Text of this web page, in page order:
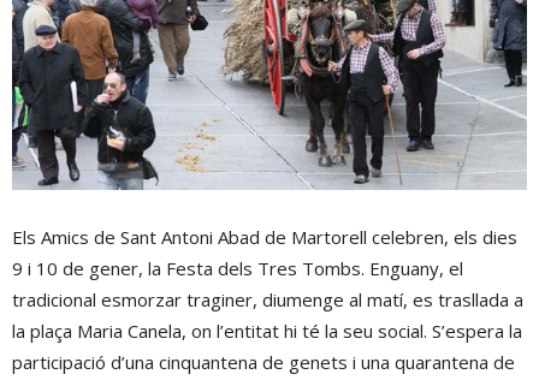
Els Amics de Sant Antoni Abad de Martorell celebren, els dies
9 i 10 de gener, la Festa dels Tres Tombs. Enguany, el
tradicional esmorzar traginer, diumenge al matí, es trasllada a
la plaça Maria Canela, on l’entitat hi té la seu social. S’espera la
participació d’una cinquantena de genets i una quarantena de